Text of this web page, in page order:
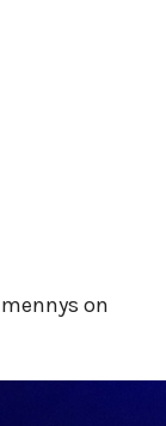
on